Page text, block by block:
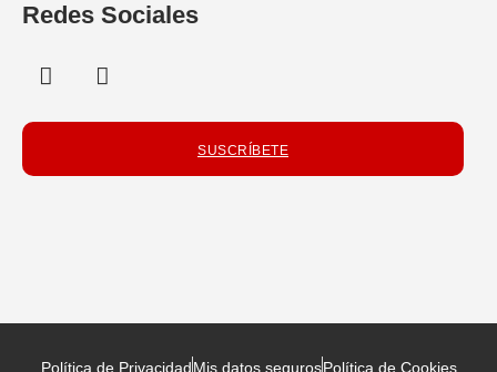
Redes Sociales
SUSCRÍBETE
Política de PrivacidadMis datos segurosPolítica de Cookies